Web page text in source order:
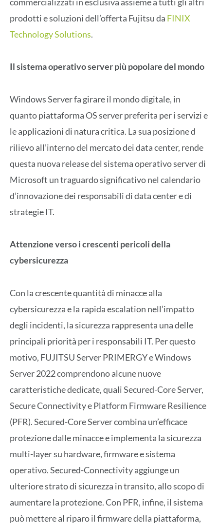
prodotti e soluzioni dell’offerta Fujitsu da FINIX
Technology Solutions.
Il sistema operativo server più popolare del mondo
Windows Server fa girare il mondo digitale, in
quanto piattaforma OS server preferita per i servizi e
le applicazioni di natura critica. La sua posizione d
rilievo all’interno del mercato dei data center, rende
questa nuova release del sistema operativo server di
Microsoft un traguardo significativo nel calendario
d’innovazione dei responsabili di data center e di
strategie IT.
Attenzione verso i crescenti pericoli della
cybersicurezza
Con la crescente quantità di minacce alla
cybersicurezza e la rapida escalation nell’impatto
degli incidenti, la sicurezza rappresenta una delle
principali priorità per i responsabili IT. Per questo
motivo, FUJITSU Server PRIMERGY e Windows
Server 2022 comprendono alcune nuove
caratteristiche dedicate, quali Secured-Core Server,
Secure Connectivity e Platform Firmware Resilience
(PFR). Secured-Core Server combina un’efficace
protezione dalle minacce e implementa la sicurezza
multi-layer su hardware, firmware e sistema
operativo. Secured-Connectivity aggiunge un
ulteriore strato di sicurezza in transito, allo scopo di
aumentare la protezione. Con PFR, infine, il sistema
può mettere al riparo il firmware della piattaforma,